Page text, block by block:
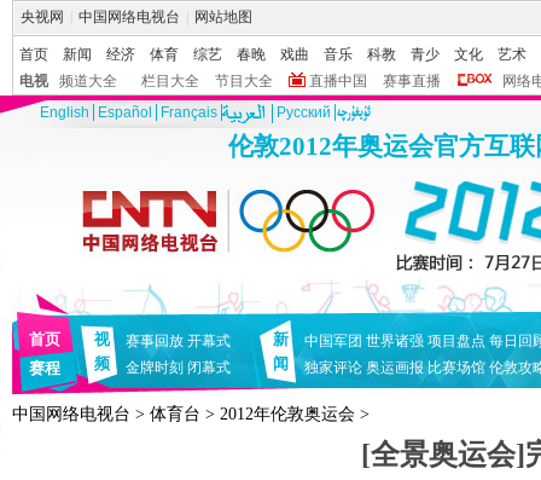
央视网 中国网络电视台 网站地图
首页 新闻 经济 体育 综艺 春晚 戏曲 音乐 科教 青少 文化
艺术
电视
频道大全 栏目大全 节目大全 直播中国 赛事直播
网络
English
Español Français Pусский
伦敦2012年奥运会官方互
首页
赛程
视
频
赛事回放 开幕式
金牌时刻 闭幕式
新
闻
中国军团 世界诸强 项目盘点 每日回
独家评论 奥运画报 比赛场馆 伦敦攻
中国网络电视台 > 体育台 > 2012年伦敦奥运会 >
[全景奥运会]